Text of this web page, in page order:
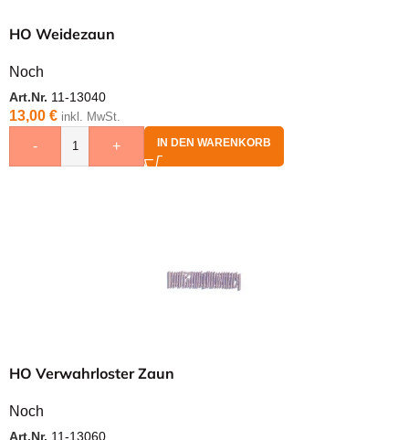
HO Weidezaun
Noch
Art.Nr. 11-13040
13,00 € inkl. MwSt.
- + IN DEN WARENKORB
HO Verwahrloster Zaun
Noch
Art.Nr. 11-13060